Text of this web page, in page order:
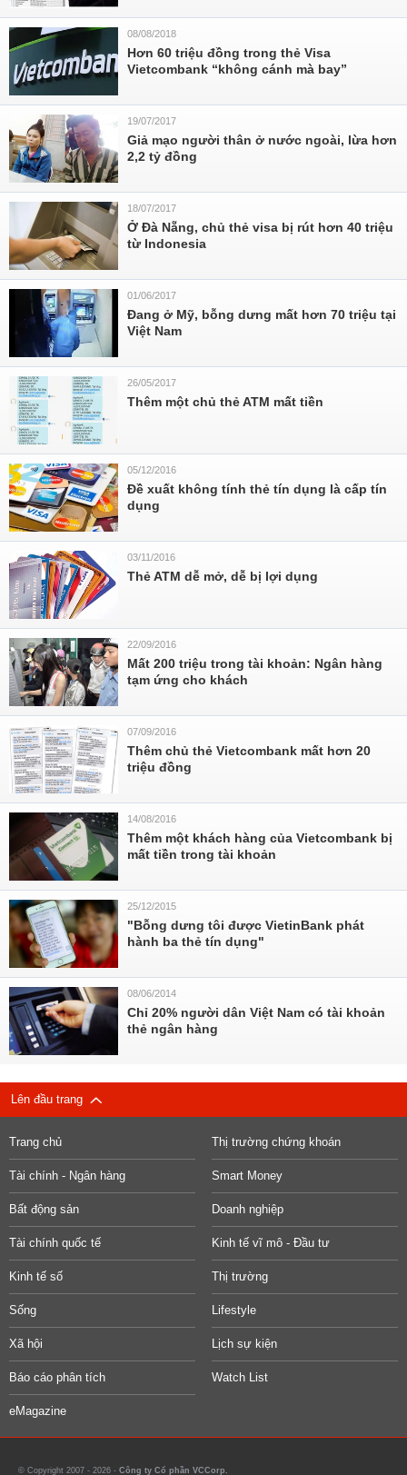
08/08/2018
Hơn 60 triệu đồng trong thẻ Visa
Vietcombank “không cánh mà bay”
19/07/2017
Giả mạo người thân ở nước ngoài, lừa hơn
2,2 tỷ đồng
18/07/2017
Ở Đà Nẵng, chủ thẻ visa bị rút hơn 40 triệu
từ Indonesia
01/06/2017
Đang ở Mỹ, bỗng dưng mất hơn 70 triệu tại
Việt Nam
26/05/2017
Thêm một chủ thẻ ATM mất tiền
05/12/2016
Đề xuất không tính thẻ tín dụng là cấp tín
dụng
03/11/2016
Thẻ ATM dễ mở, dễ bị lợi dụng
22/09/2016
Mất 200 triệu trong tài khoản: Ngân hàng
tạm ứng cho khách
07/09/2016
Thêm chủ thẻ Vietcombank mất hơn 20
triệu đồng
14/08/2016
Thêm một khách hàng của Vietcombank bị
mất tiền trong tài khoản
25/12/2015
"Bỗng dưng tôi được VietinBank phát
hành ba thẻ tín dụng"
08/06/2014
Chỉ 20% người dân Việt Nam có tài khoản
thẻ ngân hàng
Lên đầu trang
Trang chủ Thị trường chứng khoán
Tài chính - Ngân hàng Smart Money
Bất động sản Doanh nghiệp
Tài chính quốc tế Kinh tế vĩ mô - Đầu tư
Kinh tế số Thị trường
Sống Lifestyle
Xã hội Lịch sự kiện
Báo cáo phân tích Watch List
eMagazine
© Copyright 2007 - 2026 - Công ty Cổ phần VCCorp.